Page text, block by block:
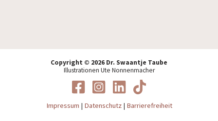
Copyright © 2026 Dr. Swaantje Taube
Illustrationen Ute Nonnenmacher
Impressum | Datenschutz| Barrierefreiheit